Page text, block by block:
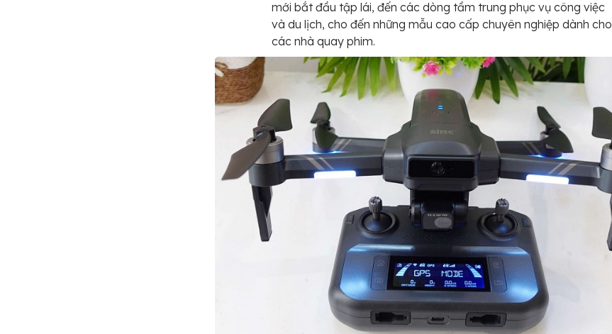
mới bắt đầu tập lái, đến các dòng tầm trung phục vụ công việc
và du lịch, cho đến những mẫu cao cấp chuyên nghiệp dành cho
các nhà quay phim.